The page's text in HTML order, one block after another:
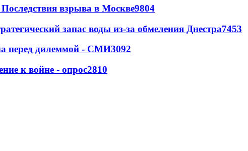
взрыва в Москве9804
запас воды из-за обмеления Днестра7453
перед дилеммой - СМИ3092
к войне - опрос2810